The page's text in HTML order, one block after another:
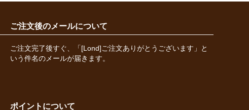
ご注文後のメールについて
ご注文完了後すぐ、「[Lond]ご注文ありがとうございます」と
いう件名のメールが届きます。
ポイントについて